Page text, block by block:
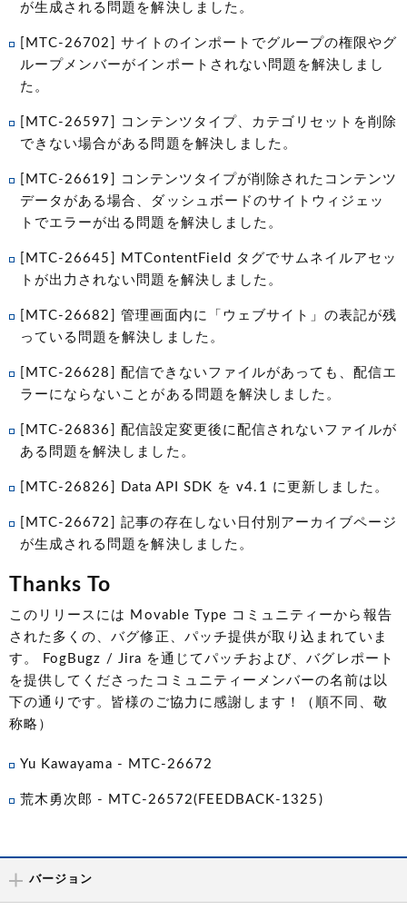
が生成される問題を解決しました。
[MTC-26702] サイトのインポートでグループの権限やグ
ループメンバーがインポートされない問題を解決しまし
た。
[MTC-26597] コンテンツタイプ、カテゴリセットを削除
できない場合がある問題を解決しました。
[MTC-26619] コンテンツタイプが削除されたコンテンツ
データがある場合、ダッシュボードのサイトウィジェッ
トでエラーが出る問題を解決しました。
[MTC-26645] MTContentField タグでサムネイルアセッ
トが出力されない問題を解決しました。
[MTC-26682] 管理画面内に「ウェブサイト」の表記が残
っている問題を解決しました。
[MTC-26628] 配信できないファイルがあっても、配信エ
ラーにならないことがある問題を解決しました。
[MTC-26836] 配信設定変更後に配信されないファイルが
ある問題を解決しました。
[MTC-26826] Data API SDK を v4.1 に更新しました。
[MTC-26672] 記事の存在しない日付別アーカイブページ
が生成される問題を解決しました。
Thanks To
このリリースには Movable Type コミュニティーから報告
された多くの、バグ修正、パッチ提供が取り込まれていま
す。 FogBugz / Jira を通じてパッチおよび、バグレポート
を提供してくださったコミュニティーメンバーの名前は以
下の通りです。皆様のご協力に感謝します！（順不同、敬
称略）
Yu Kawayama - MTC-26672
荒木勇次郎 - MTC-26572(FEEDBACK-1325)
バージョン